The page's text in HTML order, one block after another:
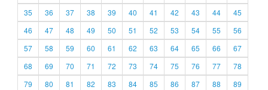
35
36 37 38 39 40 41 42 43 44
45
46
47 48 49 50 51 52 53 54 55
56
57
58 59 60 61 62 63 64 65 66
67
68
69 70 71 72 73 74 75 76 77
78
79
80 81 82 83 84 85 86 87 88
89